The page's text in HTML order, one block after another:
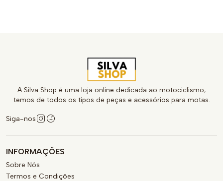
A Silva Shop é uma loja online dedicada ao motociclismo,
temos de todos os tipos de peças e acessórios para motas.
Siga-nos
INFORMAÇÕES
Sobre Nós
Termos e Condições